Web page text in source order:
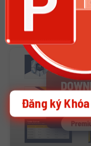
Download
Đăng ký